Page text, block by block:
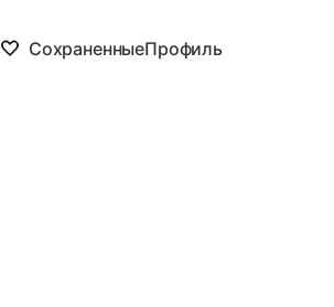
СохраненныеПрофиль